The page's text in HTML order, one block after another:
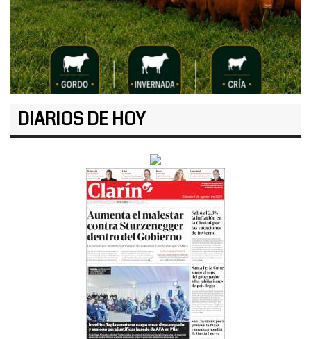
DIARIOS DE HOY